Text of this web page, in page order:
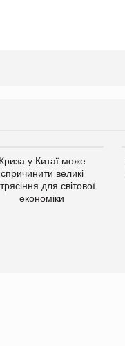
Криза у Китаї може
спричинити великі
для світової
економіки